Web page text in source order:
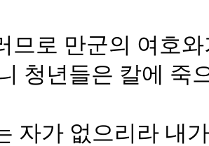
므로 만군의 여호
청년들은 칼에 죽
자가 없으리라 내